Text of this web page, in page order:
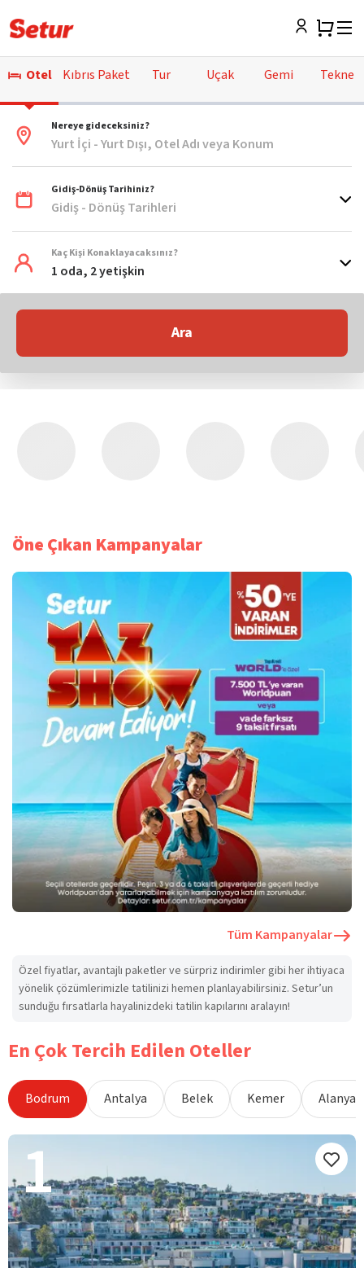
Otel Kıbrıs Paket Tur Uçak Gemi Tekne
Nereye gideceksiniz?
Yurt İçi - Yurt Dışı, Otel Adı veya Konum
Gidiş-Dönüş Tarihiniz?
Gidiş - Dönüş Tarihleri
Kaç Kişi Konaklayacaksınız?
1 oda, 2 yetişkin
Ara
Öne Çıkan Kampanyalar
Tüm Kampanyalar
Özel fiyatlar, avantajlı paketler ve sürpriz indirimler gibi her ihtiyaca
yönelik çözümlerimizle tatilinizi hemen planlayabilirsiniz. Setur’un
sunduğu fırsatlarla hayalinizdeki tatilin kapılarını aralayın!
En Çok Tercih Edilen Oteller
Bodrum Antalya Belek Kemer Alanya
1